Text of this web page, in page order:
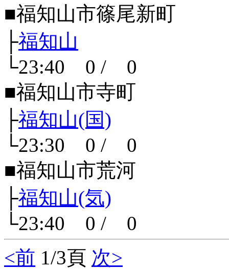
■福知山市篠尾新町
├福知山
└23:40 0 / 0
■福知山市寺町
├福知山(国)
└23:30 0 / 0
■福知山市荒河
├福知山(気)
└23:40 0 / 0
<前 1/3頁 次>